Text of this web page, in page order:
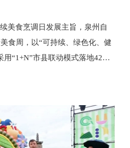
美食烹调日发展主旨，泉州自
食周，以“可持续、绿色化、健
用“1+N”市县联动模式落地42场
食、文创、时尚综合消费突破
量超千万。